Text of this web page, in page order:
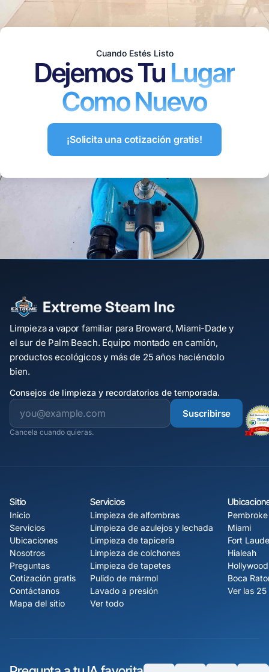
Cuando Estés Listo
Dejemos Tu Lugar
Como Nuevo
¡Solicita una cotización gratis!
Limpieza a vapor familiar para Broward, Miami-Dade y
el sur de Palm Beach. Equipo montado en camión,
productos ecológicos y más de 25 años haciéndolo
bien.
Consejos de limpieza y recordatorios de temporada.
Suscribirse
Cancela cuando quieras.
Sitio
Inicio
Servicios
Ubicaciones
Nosotros
Preguntas
Cotización gratis
Contáctanos
Mapa del sitio
Servicios
Limpieza de alfombras
Limpieza de azulejos y lechada
Limpieza de tapicería
Limpieza de colchones
Limpieza de tapetes
Pulido de mármol
Lavado a presión
Ver todo
Miami
Fort
Hialeah
Hollywood
Boca
Ver las 25